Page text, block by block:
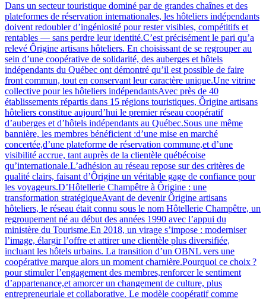
Dans un secteur touristique dominé par de grandes chaînes et des
plateformes de réservation internationales, les hôteliers indépendants
doivent redoubler d’ingéniosité pour rester visibles, compétitifs et
rentables — sans perdre leur identité.C’est précisément le pari qu’a
relevé Ôrigine artisans hôteliers. En choisissant de se regrouper au
sein d’une coopérative de solidarité, des auberges et hôtels
indépendants du Québec ont démontré qu’il est possible de faire
front commun, tout en conservant leur caractère unique.Une vitrine
collective pour les hôteliers indépendantsAvec près de 40
établissements répartis dans 15 régions touristiques, Ôrigine artisans
hôteliers constitue aujourd’hui le premier réseau coopératif
d’auberges et d’hôtels indépendants au Québec.Sous une même
bannière, les membres bénéficient :d’une mise en marché
concertée,d’une plateforme de réservation commune,et d’une
visibilité accrue, tant auprès de la clientèle québécoise
qu’internationale.L’adhésion au réseau repose sur des critères de
qualité clairs, faisant d’Ôrigine un véritable gage de confiance pour
les voyageurs.D’Hôtellerie Champêtre à Ôrigine : une
transformation stratégiqueAvant de devenir Ôrigine artisans
hôteliers, le réseau était connu sous le nom Hôtellerie Champêtre, un
regroupement né au début des années 1990 avec l’appui du
ministère du Tourisme.En 2018, un virage s’impose : moderniser
l’image, élargir l’offre et attirer une clientèle plus diversifiée,
incluant les hôtels urbains. La transition d’un OBNL vers une
coopérative marque alors un moment charnière.Pourquoi ce choix ?
pour stimuler l’engagement des membres,renforcer le sentiment
d’appartenance,et amorcer un changement de culture, plus
entrepreneuriale et collaborative. Le modèle coopératif comme